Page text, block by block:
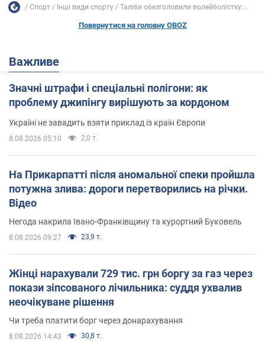
Спорт Інші види спорту Таліби обезголовили волейболістку:...
Повернутися на головну OBOZ
Важливе
Значні штрафи і спеціальні полігони: як
проблему джипінгу вирішують за кордоном
Україні не завадить взяти приклад із країн Європи
8.08.2026 05:10 2,0 т.
На Прикарпатті після аномальної спеки пройшла
потужна злива: дороги перетворились на річки.
Відео
Негода накрила Івано-Франківщину та курортний Буковель
8.08.2026 09:27 23,9 т.
Жінці нарахували 729 тис. грн боргу за газ через
покази зіпсованого лічильника: суддя ухвалив
неочікуване рішення
Чи треба платити борг через донарахування
8.08.2026 14:43 30,8 т.